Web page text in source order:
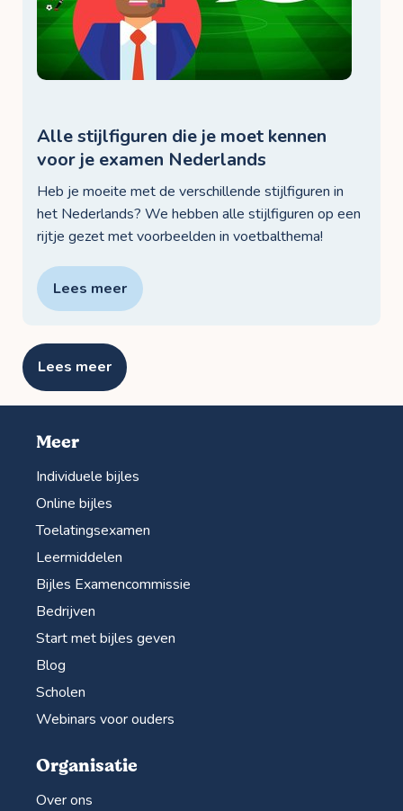
Alle stijlfiguren die je moet kennen
voor je examen Nederlands
Heb je moeite met de verschillende stijlfiguren in
het Nederlands? We hebben alle stijlfiguren op een
rijtje gezet met voorbeelden in voetbalthema!
Lees meer
Lees meer
Meer
Individuele bijles
Online bijles
Toelatingsexamen
Leermiddelen
Bijles Examencommissie
Bedrijven
Start met bijles geven
Blog
Scholen
Webinars voor ouders
Organisatie
Over ons